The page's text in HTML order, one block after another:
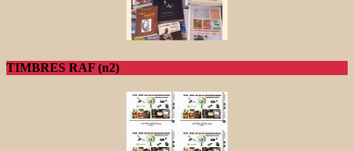
TIMBRES RAF (n2)